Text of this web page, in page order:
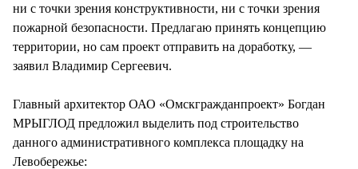
ни с точки зрения конструктивности, ни с точки зрения
пожарной безопасности. Предлагаю принять концепцию
территории, но сам проект отправить на доработку, —
заявил Владимир Сергеевич.
Главный архитектор ОАО «Омскгражданпроект» Богдан
МРЫГЛОД предложил выделить под строительство
данного административного комплекса площадку на
Левобережье: